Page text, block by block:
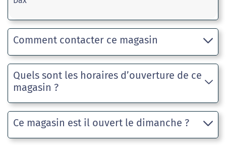
Comment contacter ce magasin
Quels sont les horaires d’ouverture de ce
magasin ?
Ce magasin est il ouvert le dimanche ?